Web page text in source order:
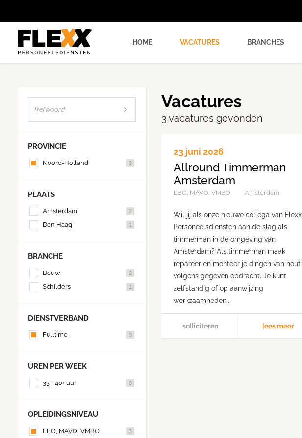
HOME VACATURES BRANCHES
PROVINCIE
Noord-Holland 3
PLAATS
Amsterdam 2
Den Haag 1
BRANCHE
Bouw 2
Schilders 1
DIENSTVERBAND
Fulltime 3
UREN PER WEEK
33 - 40+ uur 3
OPLEIDINGSNIVEAU
LBO, MAVO, VMBO 3
Vacatures
3 vacatures gevonden
23 juni 2026
Allround Timmerman
Amsterdam
LBO, MAVO, VMBO Amsterdam
Wil jij als onze nieuwe collega van Flexx
Personeelsdiensten aan de slag als
timmerman in de omgeving van
Amsterdam? Als timmerman maak,
repareer en monteer je dingen van hout
volgens gegeven opdracht. Je kunt
zelfstandig of op aanwijzing
werkzaamheden...
solliciteren lees meer